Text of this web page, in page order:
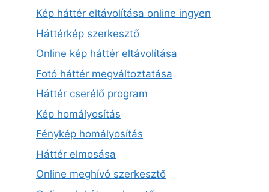
Kép háttér eltávolítása online ingyen
Háttérkép szerkesztő
Online kép háttér eltávolítása
Fotó háttér megváltoztatása
Háttér cserélő program
Kép homályosítás
Fénykép homályosítás
Háttér elmosása
Online meghívó szerkesztő